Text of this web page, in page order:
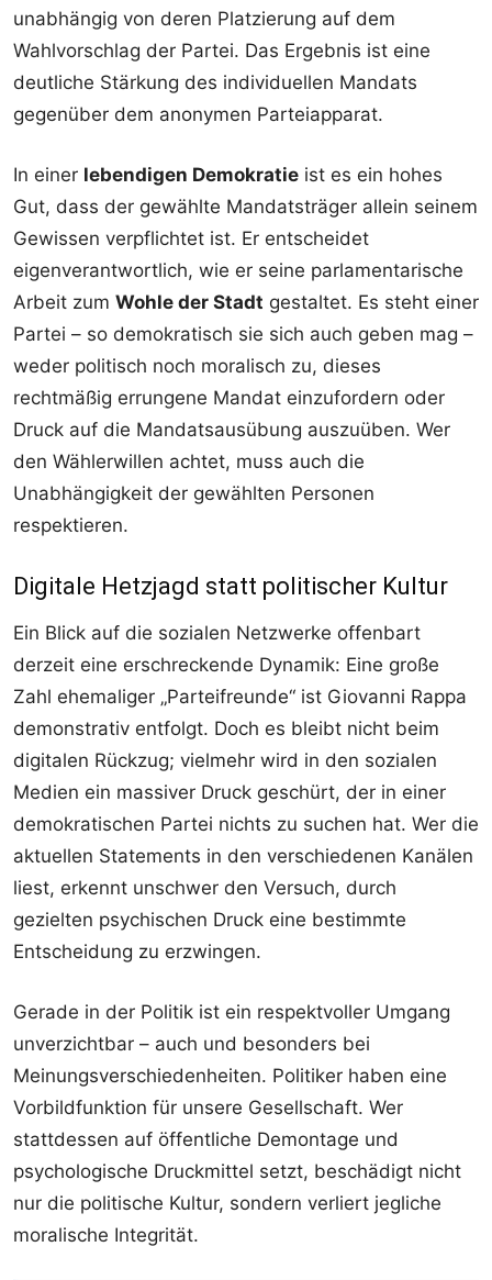
unabhängig von deren Platzierung auf dem
Wahlvorschlag der Partei. Das Ergebnis ist eine
deutliche Stärkung des individuellen Mandats
gegenüber dem anonymen Parteiapparat.
In einer lebendigen Demokratie ist es ein hohes
Gut, dass der gewählte Mandatsträger allein seinem
Gewissen verpflichtet ist. Er entscheidet
eigenverantwortlich, wie er seine parlamentarische
Arbeit zum Wohle der Stadt gestaltet. Es steht einer
Partei – so demokratisch sie sich auch geben mag –
weder politisch noch moralisch zu, dieses
rechtmäßig errungene Mandat einzufordern oder
Druck auf die Mandatsausübung auszuüben. Wer
den Wählerwillen achtet, muss auch die
Unabhängigkeit der gewählten Personen
respektieren.
Digitale Hetzjagd statt politischer Kultur
Ein Blick auf die sozialen Netzwerke offenbart
derzeit eine erschreckende Dynamik: Eine große
Zahl ehemaliger „Parteifreunde“ ist Giovanni Rappa
demonstrativ entfolgt. Doch es bleibt nicht beim
digitalen Rückzug; vielmehr wird in den sozialen
Medien ein massiver Druck geschürt, der in einer
demokratischen Partei nichts zu suchen hat. Wer die
aktuellen Statements in den verschiedenen Kanälen
liest, erkennt unschwer den Versuch, durch
gezielten psychischen Druck eine bestimmte
Entscheidung zu erzwingen.
Gerade in der Politik ist ein respektvoller Umgang
unverzichtbar – auch und besonders bei
Meinungsverschiedenheiten. Politiker haben eine
Vorbildfunktion für unsere Gesellschaft. Wer
stattdessen auf öffentliche Demontage und
psychologische Druckmittel setzt, beschädigt nicht
nur die politische Kultur, sondern verliert jegliche
moralische Integrität.